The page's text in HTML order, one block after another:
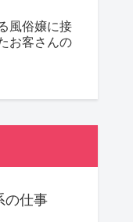
風俗嬢に接
お客さんの
の仕事